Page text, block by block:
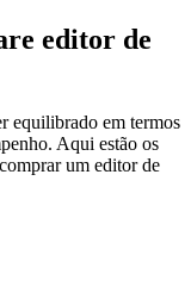
editor de
equilibrado em termos
Aqui estão os
um editor de